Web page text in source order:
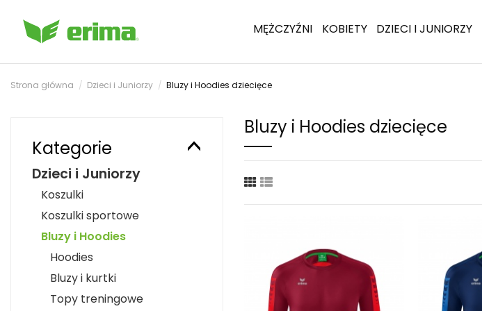
MĘŻCZYŹNI KOBIETY DZIECI I JUNIORZY
Strona główna Dzieci i Juniorzy Bluzy i Hoodies dziecięce
Bluzy i Hoodies dziecięce
Kategorie
Dzieci i Juniorzy
Koszulki
Koszulki sportowe
Bluzy i Hoodies
Hoodies
Bluzy i kurtki
Topy treningowe